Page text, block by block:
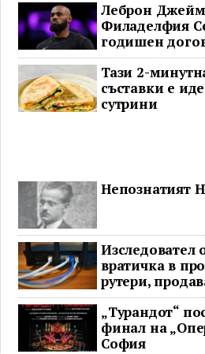
Леброн
Филаделфия
годишен
долара
Тази 2-
съставки е
сутрини
Непознатият
Изследовател
вратичка в
рутери,
„Турандот“
финал на
София